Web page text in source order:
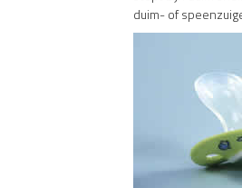
duim- of